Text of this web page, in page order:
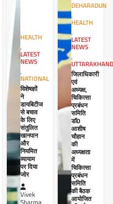
HEALTH
,
LATEST
NEWS
,
NATIONAL
विशेषज्ञों
ने
डायबिटीज
से बचाव
के लिए
संतुलित
खानपान
और
नियमित
व्यायाम
पर दिया
जोर
Vivek
DEHARADUN
,
HEALTH
,
LATEST
NEWS
,
UTTARAKHAND
जिलाधिकारी
एवं
अध्यक्ष,
चिकित्सा
प्रबंधन
समिति
डॉ0
आशीष
चौहान
की
अध्यक्षता
में
चिकित्सा
प्रबंधन
समिति
की बैठक
आयोजित